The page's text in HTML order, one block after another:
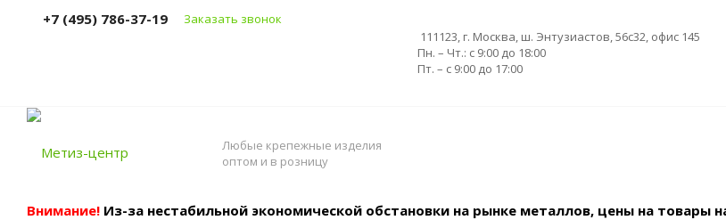
+7 (495) 786-37-19
Заказать звонок
111123, г. Москва, ш. Энтузиастов, 56с32, офис 145
Пн. – Чт.: с 9:00 до 18:00
Пт. – с 9:00 до 17:00
Любые крепежные изделия
оптом и в розницу
Внимание! Из-за нестабильной экономической обстановки на рынке металлов, цены на товары